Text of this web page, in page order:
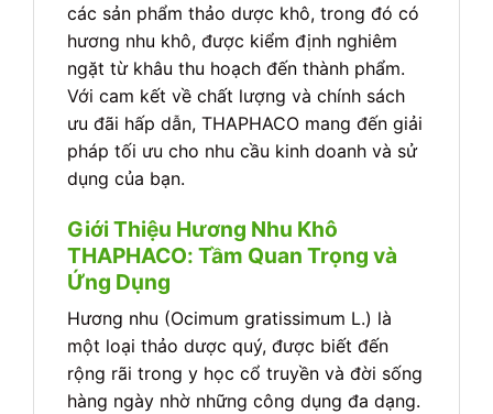
các sản phẩm thảo dược khô, trong đó có
hương nhu khô, được kiểm định nghiêm
ngặt từ khâu thu hoạch đến thành phẩm.
Với cam kết về chất lượng và chính sách
ưu đãi hấp dẫn, THAPHACO mang đến giải
pháp tối ưu cho nhu cầu kinh doanh và sử
dụng của bạn.
Giới Thiệu Hương Nhu Khô
THAPHACO: Tầm Quan Trọng và
Ứng Dụng
Hương nhu (Ocimum gratissimum L.) là
một loại thảo dược quý, được biết đến
rộng rãi trong y học cổ truyền và đời sống
hàng ngày nhờ những công dụng đa dạng.